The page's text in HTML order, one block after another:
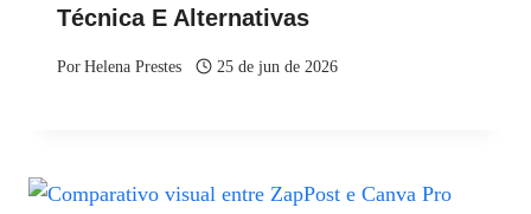
Técnica E Alternativas
PorHelena Prestes 25 de jun de 2026